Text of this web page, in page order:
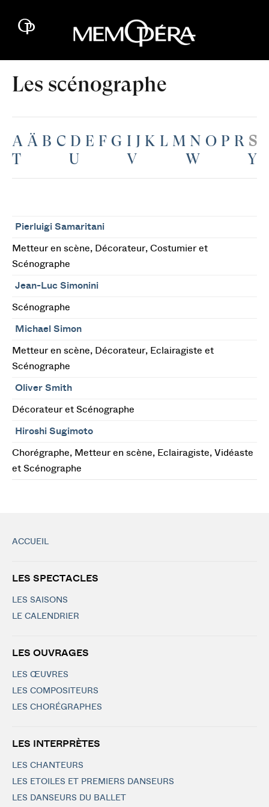
Les scénographe
A Ä B C D E F G I J K L M N O P R S
T
U V W Y
Pierluigi Samaritani
Metteur en scène, Décorateur, Costumier et
Scénographe
Jean-Luc Simonini
Scénographe
Michael Simon
Metteur en scène, Décorateur, Eclairagiste et
Scénographe
Oliver Smith
Décorateur et Scénographe
Hiroshi Sugimoto
Chorégraphe, Metteur en scène, Eclairagiste, Vidéaste
et Scénographe
ACCUEIL
LES SPECTACLES
LES SAISONS
LE CALENDRIER
LES OUVRAGES
LES ŒUVRES
LES COMPOSITEURS
LES CHORÉGRAPHES
LES INTERPRÈTES
LES CHANTEURS
LES ETOILES ET PREMIERS DANSEURS
LES DANSEURS DU BALLET